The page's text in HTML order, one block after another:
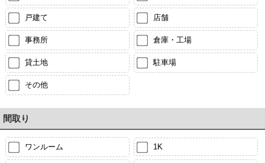
戸建て 店舗
事務所 倉庫・工場
貸土地 駐車場
その他
間取り
ワンルーム 1K